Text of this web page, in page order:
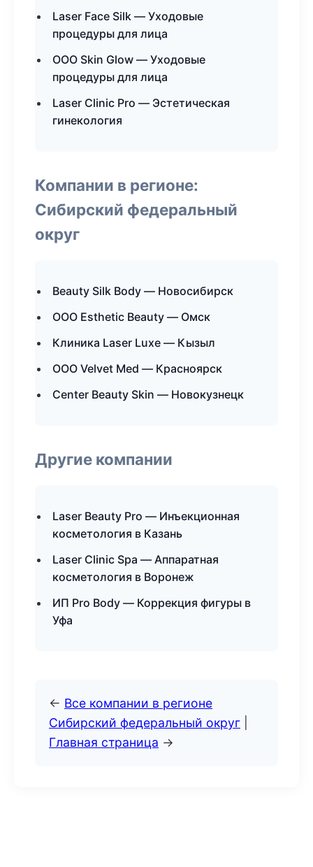
Laser Face Silk — Уходовые
процедуры для лица
ООО Skin Glow — Уходовые
процедуры для лица
Laser Clinic Pro — Эстетическая
гинекология
Компании в регионе:
Сибирский федеральный
округ
Beauty Silk Body — Новосибирск
ООО Esthetic Beauty — Омск
Клиника Laser Luxe — Кызыл
ООО Velvet Med — Красноярск
Center Beauty Skin — Новокузнецк
Другие компании
Laser Beauty Pro — Инъекционная
косметология в Казань
Laser Clinic Spa — Аппаратная
косметология в Воронеж
ИП Pro Body — Коррекция фигуры в
Уфа
← Все компании в регионе
Сибирский федеральный округ
Главная страница →